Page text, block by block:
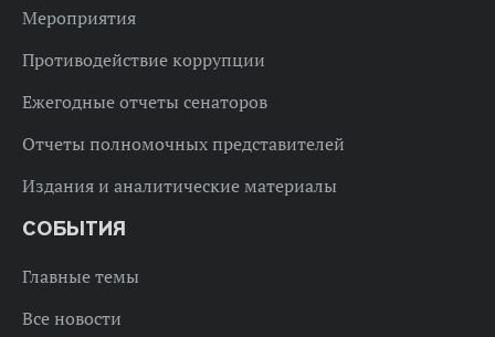
Мероприятия
Противодействие коррупции
Ежегодные отчеты сенаторов
Отчеты полномочных представителей
Издания и аналитические материалы
СОБЫТИЯ
Главные темы
Все новости